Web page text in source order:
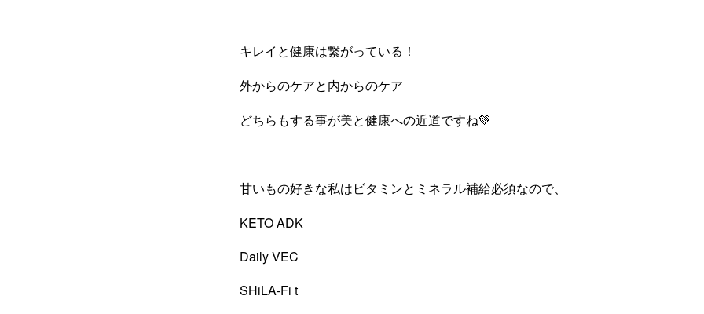
キレイと健康は繋がっている！
外からのケアと内からのケア
どちらもする事が美と健康への近道ですね💚
甘いもの好きな私はビタミンとミネラル補給必須なので、
KETO ADK
Daily VEC
SHiLA-Fi t